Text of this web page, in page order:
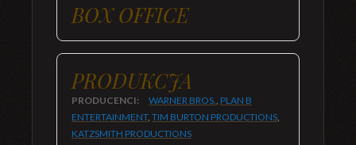
BOX OFFICE
PRODUKCJA
PRODUCENCI: WARNER BROS., PLAN B
ENTERTAINMENT, TIM BURTON PRODUCTIONS,
KATZSMITH PRODUCTIONS